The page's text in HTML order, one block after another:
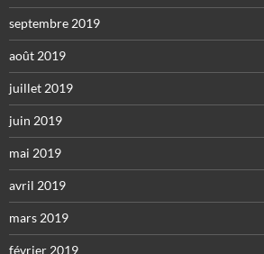
septembre 2019
août 2019
juillet 2019
juin 2019
mai 2019
avril 2019
mars 2019
février 2019